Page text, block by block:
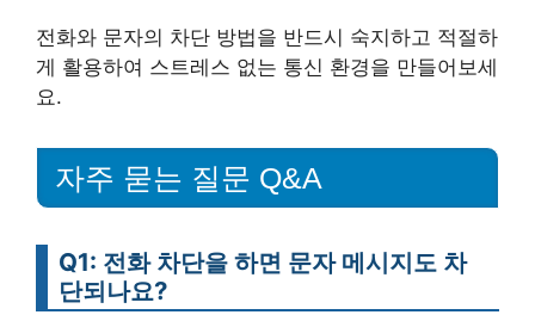
전화와 문자의 차단 방법을 반드시 숙지하고 적절하
게 활용하여 스트레스 없는 통신 환경을 만들어보세
요.
자주 묻는 질문 Q&A
Q1: 전화 차단을 하면 문자 메시지도 차
단되나요?